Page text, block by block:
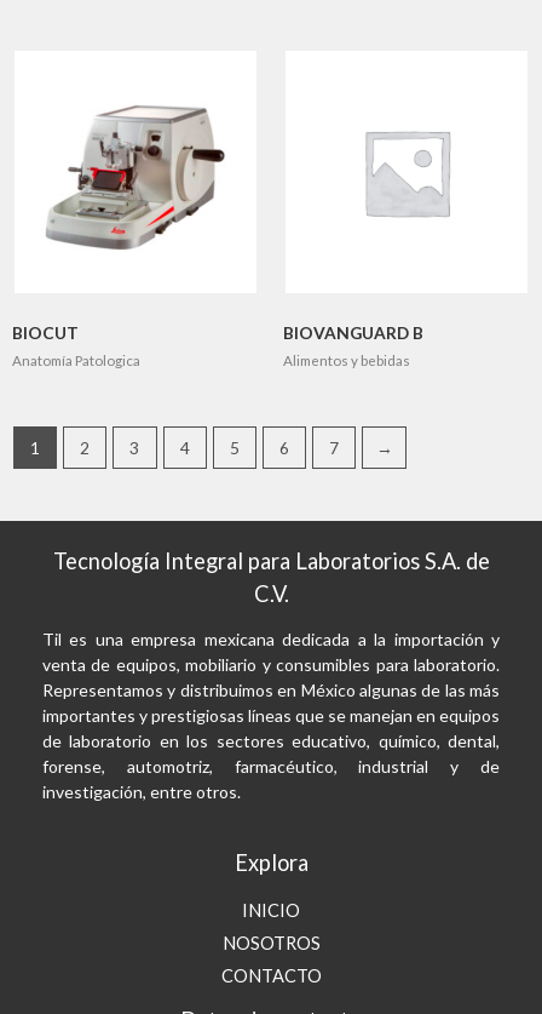
BIOCUT
Anatomía Patologica
BIOVANGUARD B
Alimentos y bebidas
1 2 3 4 5 6 7 →
Tecnología Integral para Laboratorios S.A. de
C.V.
Til es una empresa mexicana dedicada a la importación y
venta de equipos, mobiliario y consumibles para laboratorio.
Representamos y distribuimos en México algunas de las más
importantes y prestigiosas líneas que se manejan en equipos
de laboratorio en los sectores educativo, químico, dental,
forense, automotriz, farmacéutico, industrial y de
investigación, entre otros.
Explora
INICIO
NOSOTROS
CONTACTO